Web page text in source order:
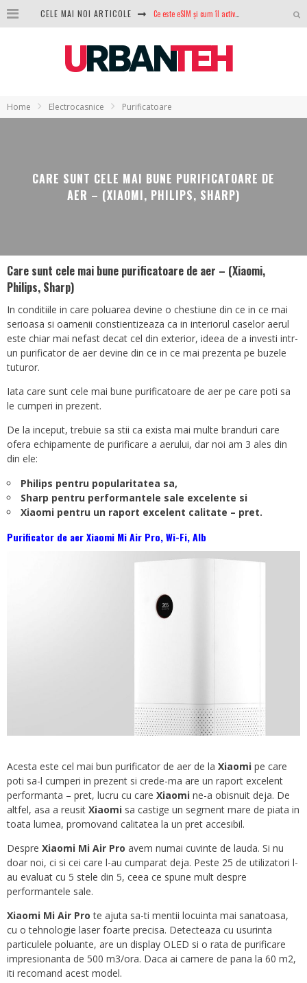
CELE MAI NOI ARTICOLE
GTA VI poate fi precomandat oficial. Rockstar dezvăluie edițiile oficiale și bonusurile pe care le primești
Home Electrocasnice Purificatoare
CARE SUNT CELE MAI BUNE PURIFICATOARE DE
AER – (XIAOMI, PHILIPS, SHARP)
Care sunt cele mai bune purificatoare de aer – (Xiaomi,
Philips, Sharp)
In conditiile in care poluarea devine o chestiune din ce in ce mai
serioasa si oamenii constientizeaza ca in interiorul caselor aerul
este chiar mai nefast decat cel din exterior, ideea de a investi intr-
un purificator de aer devine din ce in ce mai prezenta pe buzele
tuturor.
Iata care sunt cele mai bune purificatoare de aer pe care poti sa
le cumperi in prezent.
De la inceput, trebuie sa stii ca exista mai multe branduri care
ofera echipamente de purificare a aerului, dar noi am 3 ales din
din ele:
Philips pentru popularitatea sa,
Sharp pentru performantele sale excelente si
Xiaomi pentru un raport excelent calitate – pret.
Purificator de aer Xiaomi Mi Air Pro, Wi-Fi, Alb
Acesta este cel mai bun purificator de aer de la Xiaomi pe care
poti sa-l cumperi in prezent si crede-ma are un raport excelent
performanta – pret, lucru cu care Xiaomi ne-a obisnuit deja. De
altfel, asa a reusit Xiaomi sa castige un segment mare de piata in
toata lumea, promovand calitatea la un pret accesibil.
Despre Xiaomi Mi Air Pro avem numai cuvinte de lauda. Si nu
doar noi, ci si cei care l-au cumparat deja. Peste 25 de utilizatori l-
au evaluat cu 5 stele din 5, ceea ce spune mult despre
performantele sale.
Xiaomi Mi Air Pro te ajuta sa-ti mentii locuinta mai sanatoasa,
cu o tehnologie laser foarte precisa. Detecteaza cu usurinta
particulele poluante, are un display OLED si o rata de purificare
impresionanta de 500 m3/ora. Daca ai camere de pana la 60 m2,
iti recomand acest model.